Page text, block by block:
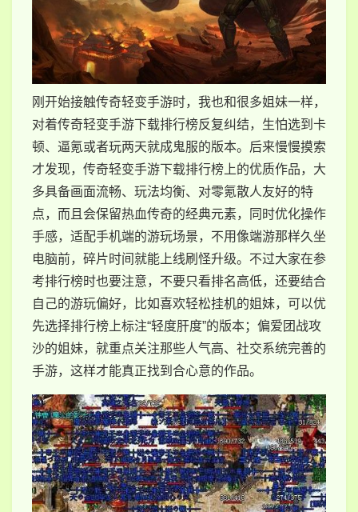
刚开始接触传奇轻变手游时，我也和很多姐妹一样，
对着传奇轻变手游下载排行榜反复纠结，生怕选到卡
顿、逼氪或者玩两天就成鬼服的版本。后来慢慢摸索
才发现，传奇轻变手游下载排行榜上的优质作品，大
多具备画面流畅、玩法均衡、对零氪散人友好的特
点，而且会保留热血传奇的经典元素，同时优化操作
手感，适配手机端的游玩场景，不用像端游那样久坐
电脑前，碎片时间就能上线刷怪升级。不过大家在参
考排行榜时也要注意，不要只看排名高低，还要结合
自己的游玩偏好，比如喜欢轻松挂机的姐妹，可以优
先选择排行榜上标注“轻度肝度”的版本；偏爱团战攻
沙的姐妹，就重点关注那些人气高、社交系统完善的
手游，这样才能真正找到合心意的作品。